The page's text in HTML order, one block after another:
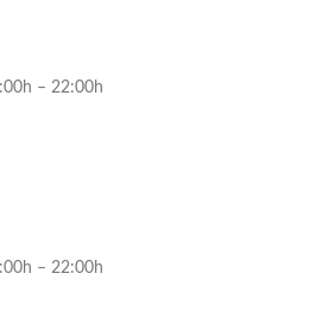
– 22:00h
– 22:00h